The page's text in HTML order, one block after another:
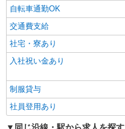
自転車通勤OK
交通費支給
社宅・寮あり
入社祝い金あり
制服貸与
社員登用あり